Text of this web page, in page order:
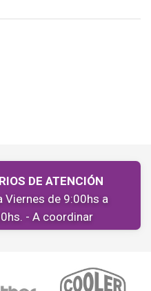
DE ATENCIÓN
Viernes de 9:00hs a
- A coordinar